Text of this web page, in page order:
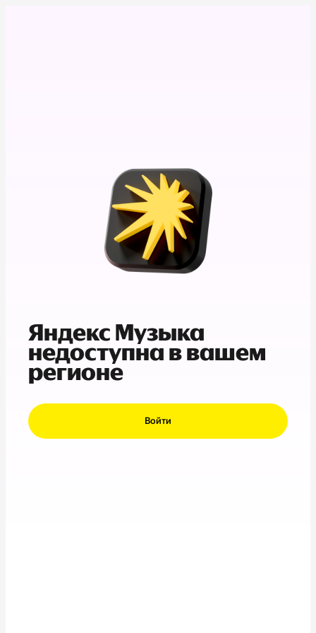
Яндекс Музыка
недоступна в вашем
регионе
Войти